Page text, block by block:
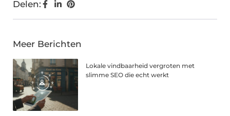
Delen:
Meer Berichten
Lokale vindbaarheid vergroten met
slimme SEO die echt werkt